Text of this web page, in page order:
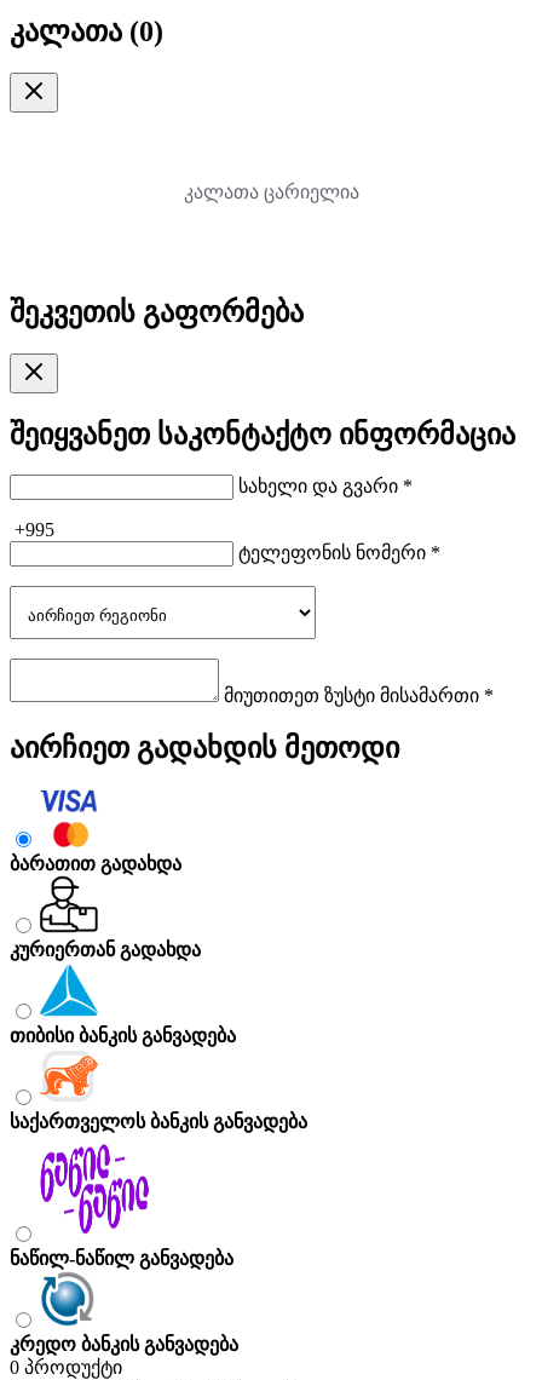
კალათა (0)
კალათა ცარიელია
შეკვეთის გაფორმება
შეიყვანეთ საკონტაქტო ინფორმაცია
სახელი და გვარი *
+995
ტელეფონის ნომერი *
მიუთითეთ ზუსტი მისამართი *
აირჩიეთ გადახდის მეთოდი
ბარათით გადახდა
კურიერთან გადახდა
თიბისი ბანკის განვადება
საქართველოს ბანკის განვადება
ნაწილ-ნაწილ განვადება
კრედო ბანკის განვადება
0 პროდუქტი